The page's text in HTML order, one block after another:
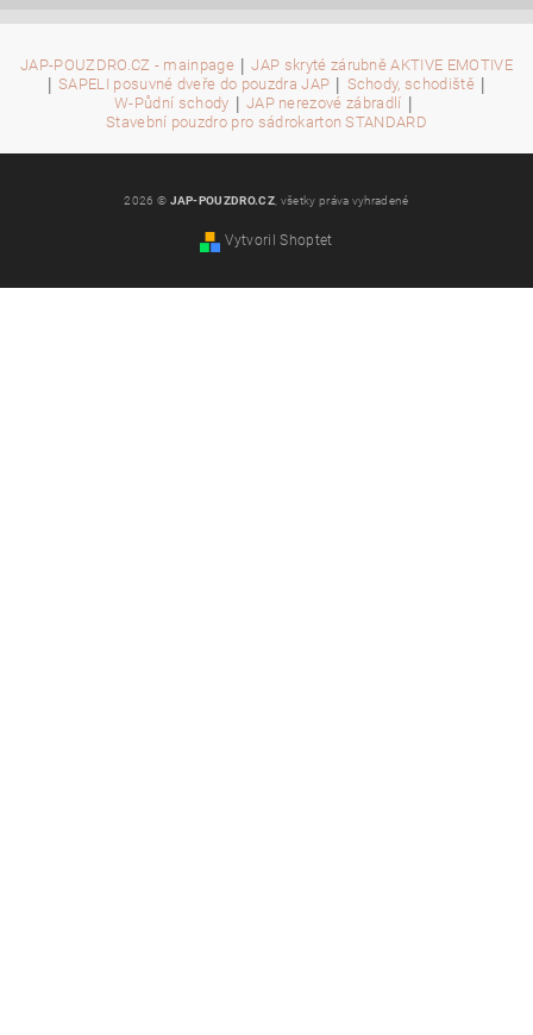
JAP-POUZDRO.CZ - mainpage JAP skryté zárubně AKTIVE EMOTIVE
SAPELI posuvné dveře do pouzdra JAP Schody, schodiště
W-Půdní schody JAP nerezové zábradlí
Stavební pouzdro pro sádrokarton STANDARD
2026 © JAP-POUZDRO.CZ, všetky práva vyhradené
Vytvoril Shoptet